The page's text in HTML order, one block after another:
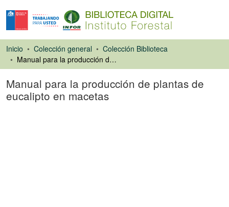
Inicio Colección general
Colección Biblioteca
Manual para la producción de plantas de eucalipto en macetas
Manual para la producción de plantas de
eucalipto en macetas